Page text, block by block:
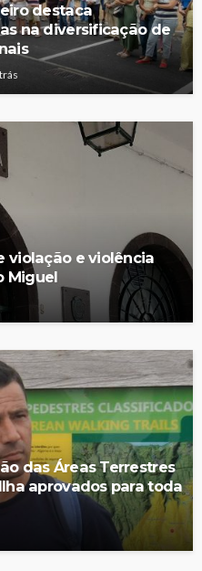
destaca
na diversificação de
violação e violência
Miguel
das Áreas Terrestres
aprovados para toda